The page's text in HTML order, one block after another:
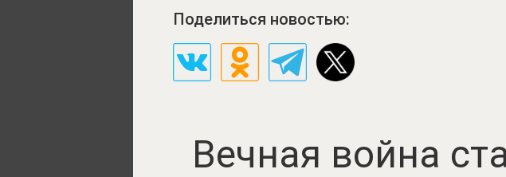
Поделиться новостью:
Вечная война